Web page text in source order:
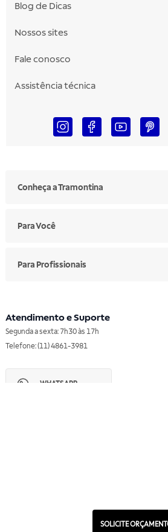
SOLICITE
Blog de Dicas
Nossos sites
Fale conosco
Assistência técnica
Conheça a Tramontina
Para Você
Para Profissionais
Atendimento e Suporte
Segunda a sexta: 7h30 às 17h
Telefone: (11) 4861-3981
WHATSAPP